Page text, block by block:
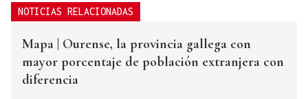
NOTICIAS RELACIONADAS
Mapa | Ourense, la provincia gallega con
mayor porcentaje de población extranjera con
diferencia